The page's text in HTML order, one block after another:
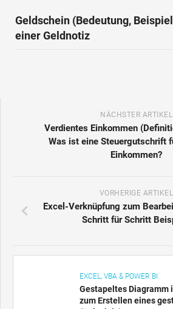
Geldschein (Bedeutung,
einer Geldnotiz
NÄCHSTER ARTIKEL
Verdientes Einkommen
Was ist eine Steuergutschrift
Einkommen?
VORHERIGE ARTIKEL
Excel-Verknüpfung zum
Schritt für Schritt
EXCEL, VBA & POWER BI
Gestapeltes Diagramm
zum Erstellen eines